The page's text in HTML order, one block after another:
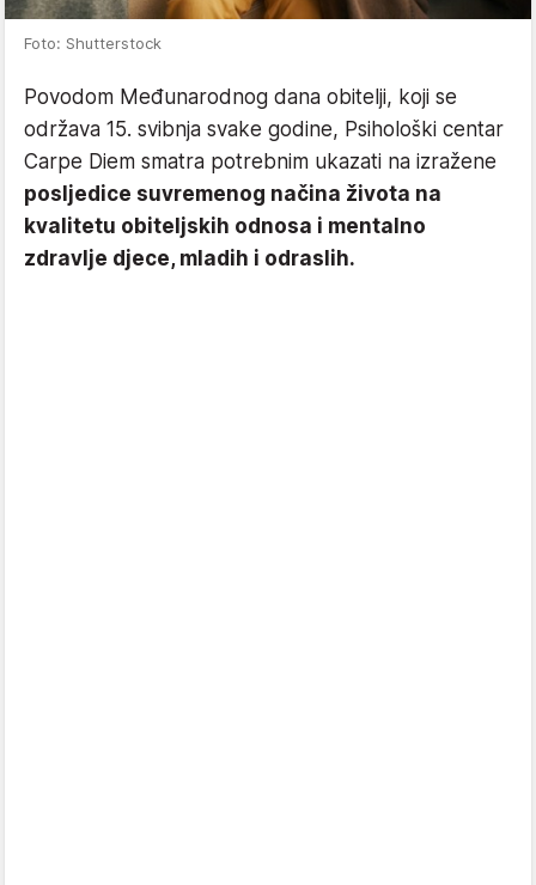
Foto: Shutterstock
Povodom Međunarodnog dana obitelji, koji se
održava 15. svibnja svake godine, Psihološki centar
Carpe Diem smatra potrebnim ukazati na izražene
posljedice suvremenog načina života na
kvalitetu obiteljskih odnosa i mentalno
zdravlje djece, mladih i odraslih.